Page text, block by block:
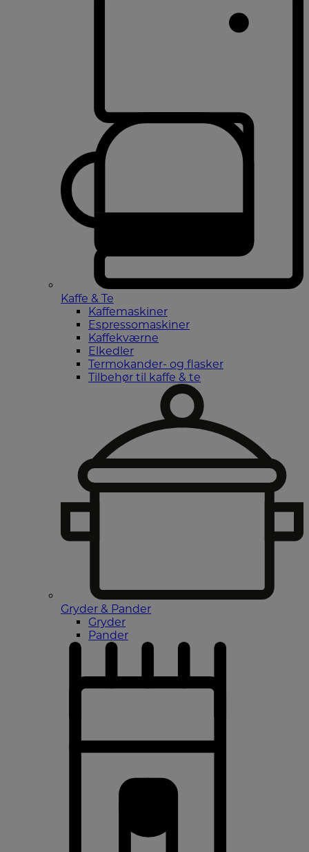
Kaffe & Te
Kaffemaskiner
Espressomaskiner
Kaffekværne
Elkedler
Termokander- og flasker
Tilbehør til kaffe & te
Gryder & Pander
Gryder
Pander